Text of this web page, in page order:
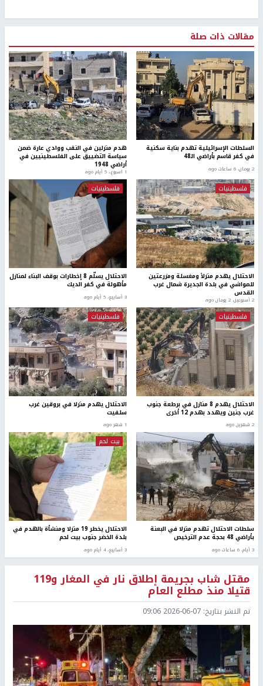
مقالات ذات صلة
السلطات الإسرائيلية تهدم بناية سكنية
في كفر قاسم بأراضي الـ48
2 يومان، 6 ساعات ago
هدم منزلين في النقب ووادي عارة ضمن
سياسة التضييق على الفلسطينيين في
أراضي 1948
1 اسبوع.، 5 أيام ago
فلسطينيات
الاحتلال يهدم منزلاً ومغسلة ومزرعتين
للمواشي في بلدة الجديرة شمال غرب
القدس
2 أسبوعين، 2 يومان ago
فلسطينيات
الاحتلال يسلّم 8 إخطارات بوقف البناء لمنازل
مأهولة في كفر الديك
3 أسابيع، 5 أيام ago
فلسطينيات
الاحتلال يهدم 8 منازل في برطعة جنوب
غرب جنين ويهدد بهدم 12 أخرى
2 شهرين ago
فلسطينيات
الاحتلال يهدم منزلا في بروقين غرب
سلفيت
1 شهر ago
سلطات الاحتلال تهدم منزلا في البعنة
بـأراضي 48 بحجة عدم الترخيص
3 أيام، 6 ساعات ago
بيت لحم
الاحتلال يخطر 19 منزلا ومنشأة بالهدم في
بلدة الخضر جنوب بيت لحم
3 أسابيع، 4 أيام ago
مقتل شاب بجريمة إطلاق نار في المغار و119
قتيلا منذ مطلع العام
تم النشر بتاريخ: 2026-06-07 09:06